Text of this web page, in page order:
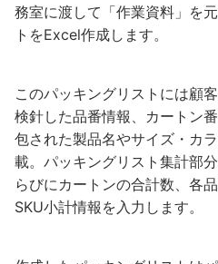
務室に渡して「作業資料」を
トをExcel作成します。
このパッキングリストには顧
検針した品番情報、カートン
包された製品名やサイズ・カ
載。パッキングリスト集計部
らびにカートンの合計数、各
SKU小計情報を入力します。